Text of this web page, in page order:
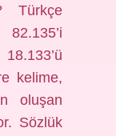
Türkçe
kelime,
oluşan
Sözlük